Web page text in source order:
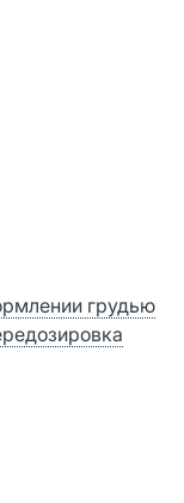
грудью